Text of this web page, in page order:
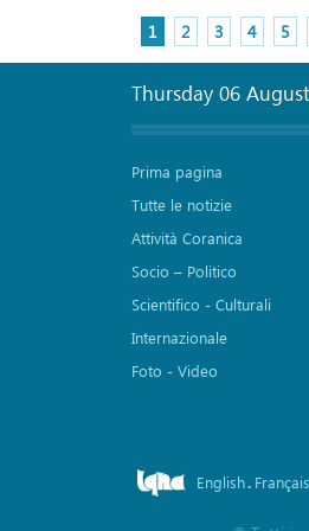
1 2 3 4 5
Thursday 06
Prima pagina
Tutte le notizie
Attività Coranica
Socio – Politico
Scientifico - Culturali
Internazionale
Foto - Video
English. Français